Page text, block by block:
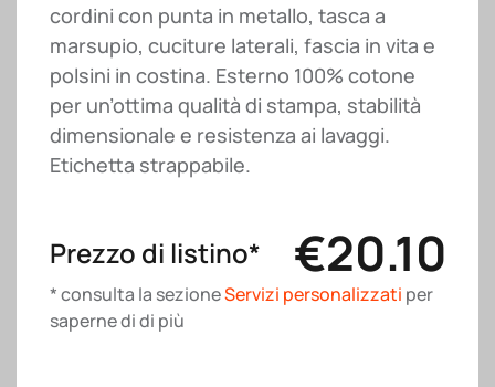
cordini con punta in metallo, tasca a
marsupio, cuciture laterali, fascia in vita e
polsini in costina. Esterno 100% cotone
per un’ottima qualità di stampa, stabilità
dimensionale e resistenza ai lavaggi.
Etichetta strappabile.
Prezzo di listino* €20.10
* consulta la sezioneServizi personalizzati per
saperne di di più